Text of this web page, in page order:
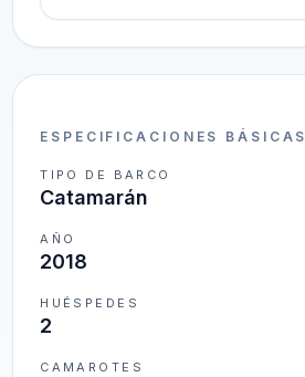
ESPECIFICACIONES BÁSICAS
TIPO DE BARCO
Catamarán
AÑO
2018
HUÉSPEDES
2
CAMAROTES